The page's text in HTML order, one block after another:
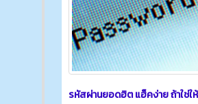
รหัสผ่านยอดฮิต แฮ็คง่าย ถ้าใช่ใ